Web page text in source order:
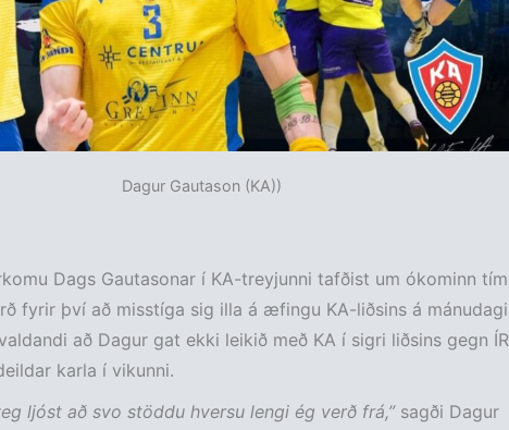
Dagur Gautason (KA))
Dags Gautasonar í KA-treyjunni tafðist um ókominn
fyrir því að misstíga sig illa á æfingu KA-liðsins á
að Dagur gat ekki leikið með KA í sigri liðsins gegn
karla í vikunni.
ljóst að svo stöddu hversu lengi ég verð frá,”sagði Dagur